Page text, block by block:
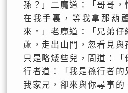
孫？」二魔道：「哥哥，
在我手裏，等我拿那葫
來。」老魔道：「兄弟仔
蘆，走出山門，忽看見與
只是略矮些兒，問道：「
行者道：「我是孫行者的
我家兄，卻來與你尋事的